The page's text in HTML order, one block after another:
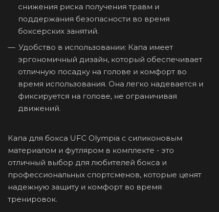
снижения риска получения травм и
поддержания безопасности во время
боксерских занятий.
Удобство в использовании: Капа имеет
эргономичный дизайн, который обеспечивает
отличную посадку на голове и комфорт во
время использования. Она легко надевается и
фиксируется на голове, не ограничивая
движений.
Капа для бокса UFC Olympia с силиконовым
материалом и футляром в комплекте - это
отличный выбор для любителей бокса и
профессиональных спортсменов, которые ценят
надежную защиту и комфорт во время
тренировок.